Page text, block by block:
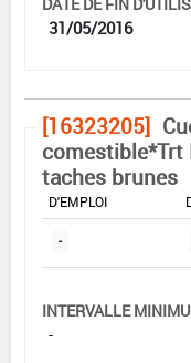
31/05/2016
[16323205]
comestible*Trt
taches brunes
DOSE MAX
D'EMPLOI
-
INTERVALLE
-